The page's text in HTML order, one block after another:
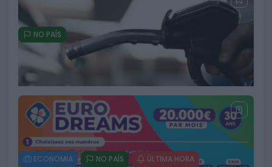
NO PAÍS
PSP e GNR detêm mais de mil
pessoas numa semana e registam
mais de 11 mil infrações
rodoviárias
18 DE JULHO, 2026
ECONOMIA NO PAÍS ÚLTIMA HORA